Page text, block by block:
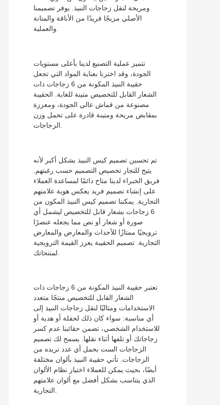
ومريحة لنقل زجاجات النبيذ. يوفر تصميمنا
الأصلي مزيجًا فريدًا من الأناقة والمتانة
تتميز عملية التصنيع لدينا بأعلى مستويات
الجودة، وقد اخترنا بعناية المواد التي تجعل
حقيبة النبيذ المكونة من 6 زجاجات ذات
الشعار القابل للتخصيص متينة للغاية. الحقيبة
مصنوعة من قماش عالي الجودة، ومعززة
بمقابض مريحة ومتينة قادرة على تحمل وزن
تم تحسين تصميم كيس النبيذ بشكل أكبر لأنه
يتيح للتجار تخصيص التصميم حسب رغبتهم.
فريق الخبراء لدينا متاح دائمًا لمساعدة العملاء
على إنشاء تصميم فريد يعكس هوية علامتهم
التجارية. يمكننا تصميم كيس النبيذ المكون من
6 زجاجات بشعار قابل للتخصيص ليشمل أي
صورة أو شعار أو نص مما يجعله عنصرًا
ترويجيًا ممتازًا للأحداث والمعارض والمعارض
التجارية. تصميم الحقيبة يعزز القيمة الترويجية
تعتبر حقيبة النبيذ المكونة من 6 زجاجات ذات
الشعار القابل للتخصيص منتجًا متعدد
الاستخدامات ومثاليًا لنقل زجاجات النبيذ إلى
أي مناسبة: سواء كان ذلك لحفلة أو هدية أو
للاستخدام الشخصي، تضمن حقائبنا عدم كسر
زجاجاتك أو تلفها أثناء نقلها. يسمح لك تصميم
الزجاجات الست بحمل أي عدد تريده من
الزجاجات. تأتي حقيبة النبيذ بألوان مختلفة
أيضًا، بحيث يمكن للعملاء اختيار نظام الألوان
الذي يتناسب بشكل أفضل مع ألوان علامتهم
التجارية.